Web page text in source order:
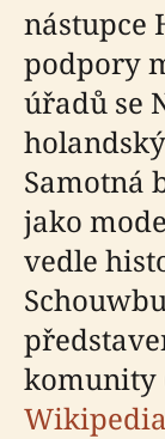
nástupce
podpory
úřadů se
Samotná
jako
vedle
komunity
Wikipedia